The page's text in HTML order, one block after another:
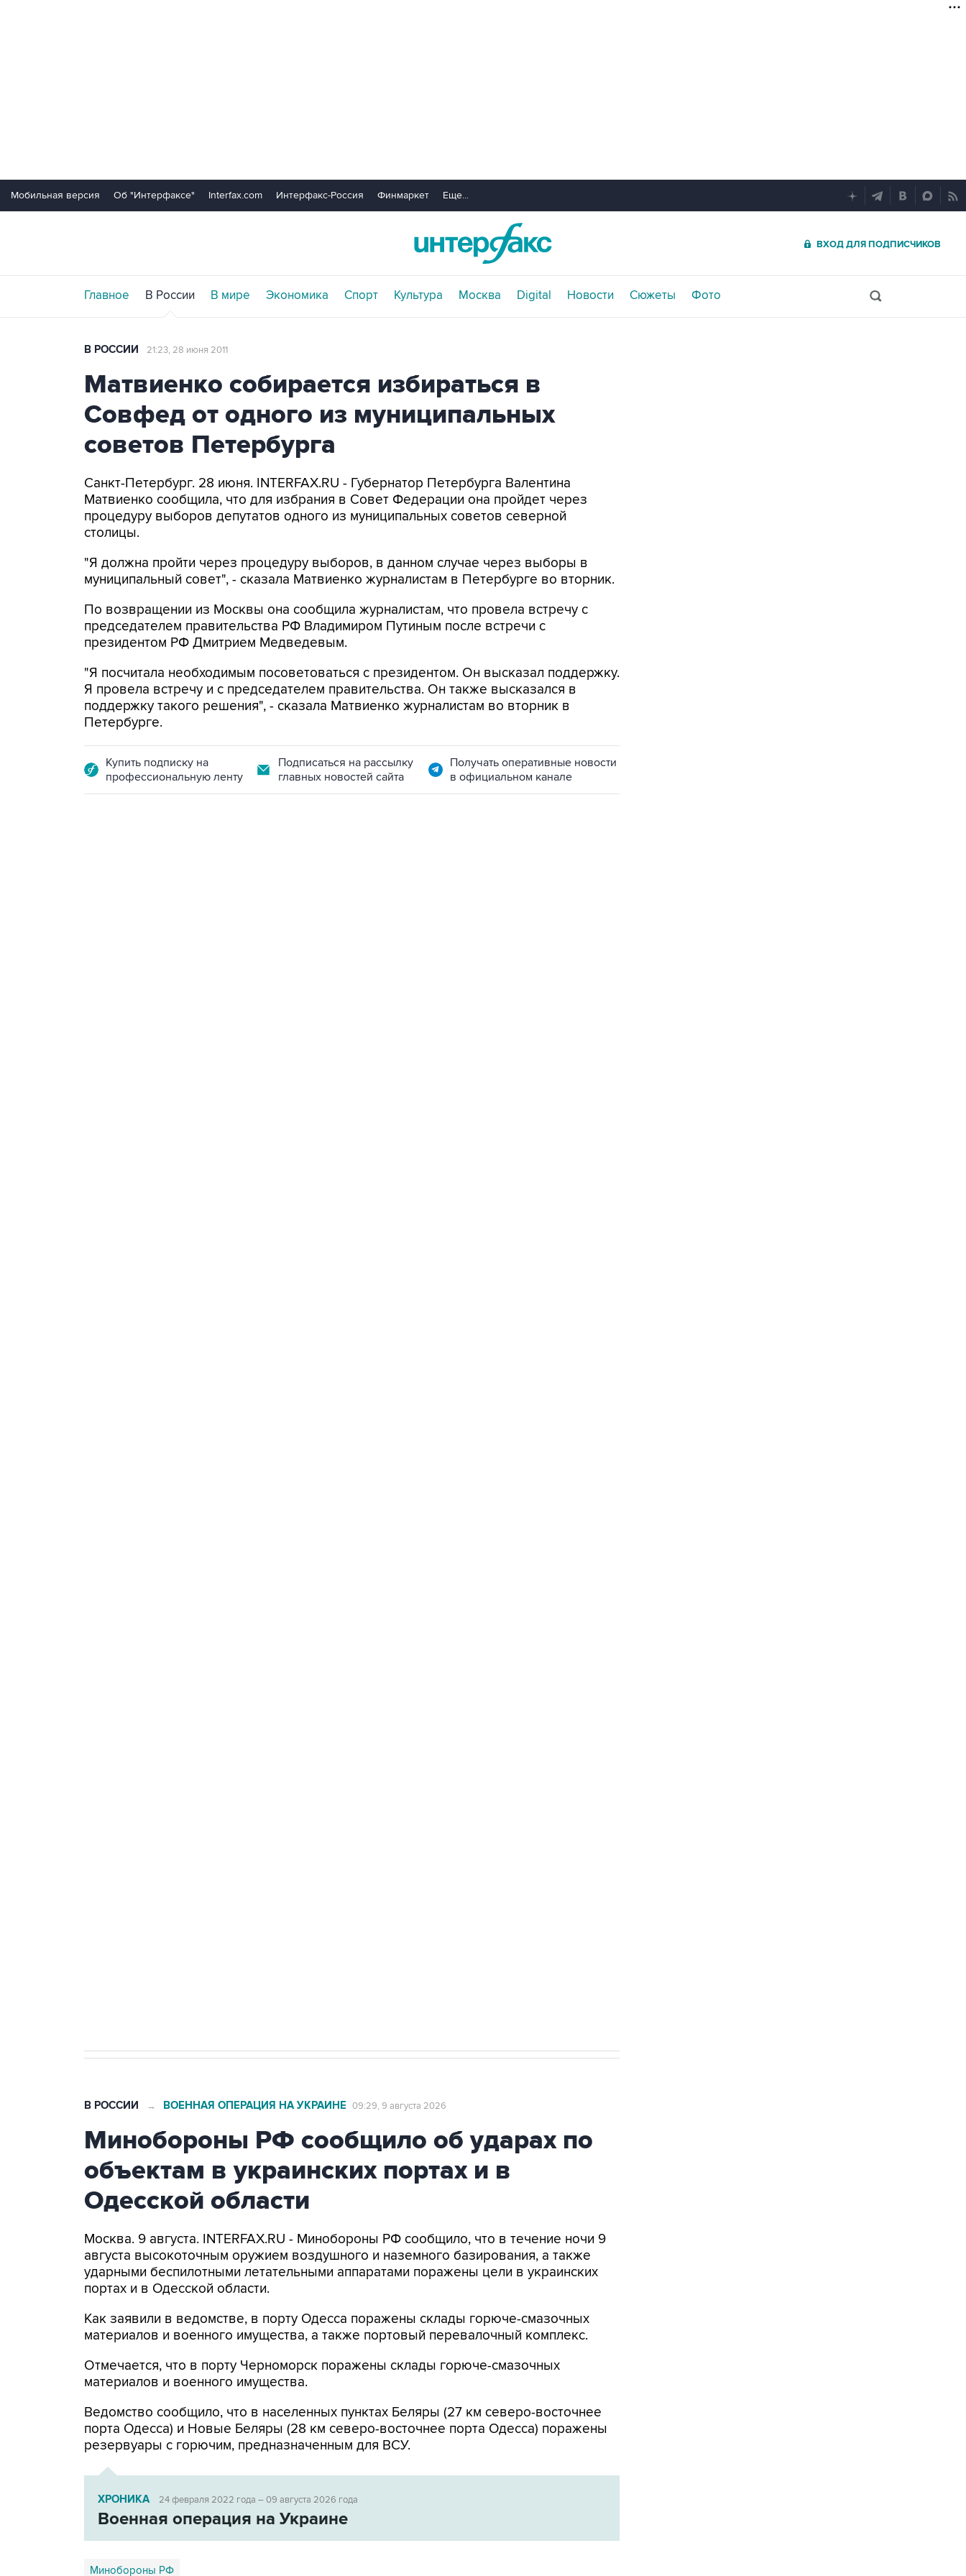
Мобильная версия Об "Интерфаксе" Interfax.com Интерфакс-Россия Финмаркет Еще...
ВХОД ДЛЯ ПОДПИСЧИКОВ
Главное В России В мире Экономика Спорт Культура Москва Digital Новости Сюжеты Фото
В РОССИИ 21:23, 28 июня 2011
Матвиенко собирается избираться в
Совфед от одного из муниципальных
советов Петербурга
Санкт-Петербург. 28 июня. INTERFAX.RU - Губернатор Петербурга Валентина
Матвиенко сообщила, что для избрания в Совет Федерации она пройдет через
процедуру выборов депутатов одного из муниципальных советов северной
столицы.
"Я должна пройти через процедуру выборов, в данном случае через выборы в
муниципальный совет", - сказала Матвиенко журналистам в Петербурге во вторник.
По возвращении из Москвы она сообщила журналистам, что провела встречу с
председателем правительства РФ Владимиром Путиным после встречи с
президентом РФ Дмитрием Медведевым.
"Я посчитала необходимым посоветоваться с президентом. Он высказал поддержку.
Я провела встречу и с председателем правительства. Он также высказался в
поддержку такого решения", - сказала Матвиенко журналистам во вторник в
Петербурге.
Купить подписку на
профессиональную ленту
Подписаться на рассылку
главных новостей сайта
Получать оперативные новости
в официальном канале
В РОССИИ → ВОЕННАЯ ОПЕРАЦИЯ НА УКРАИНЕ 09:29, 9 августа 2026
Минобороны РФ сообщило об ударах по
объектам в украинских портах и в
Одесской области
Москва. 9 августа. INTERFAX.RU - Минобороны РФ сообщило, что в течение ночи 9
августа высокоточным оружием воздушного и наземного базирования, а также
ударными беспилотными летательными аппаратами поражены цели в украинских
портах и в Одесской области.
Как заявили в ведомстве, в порту Одесса поражены склады горюче-смазочных
материалов и военного имущества, а также портовый перевалочный комплекс.
Отмечается, что в порту Черноморск поражены склады горюче-смазочных
материалов и военного имущества.
Ведомство сообщило, что в населенных пунктах Беляры (27 км северо-восточнее
порта Одесса) и Новые Беляры (28 км северо-восточнее порта Одесса) поражены
резервуары с горючим, предназначенным для ВСУ.
ХРОНИКА 24 февраля 2022 года – 09 августа 2026 года
Военная операция на Украине
Минобороны РФ